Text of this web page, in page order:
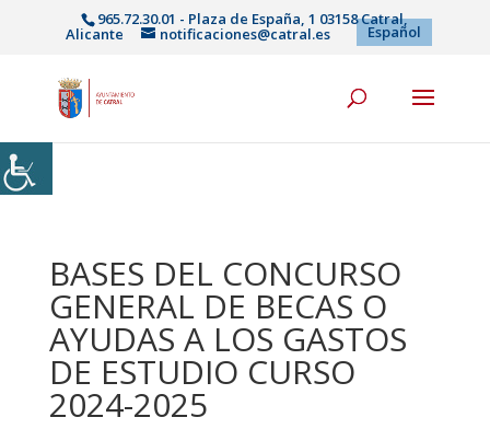
965.72.30.01 - Plaza de España, 1 03158 Catral,
Alicante notificaciones@catral.es Español
BASES DEL CONCURSO
GENERAL DE BECAS O
AYUDAS A LOS GASTOS
DE ESTUDIO CURSO
2024-2025